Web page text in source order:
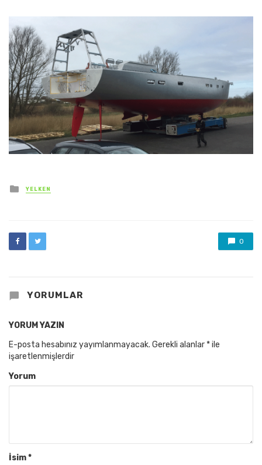
Posted
in
YELKEN
0
YORUMLAR
YORUM YAZIN
E-posta hesabınız yayımlanmayacak. Gerekli alanlar *ile
işaretlenmişlerdir
Yorum
İsim*